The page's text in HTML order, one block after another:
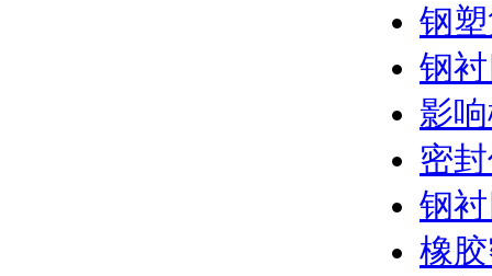
钢
钢
影
密
钢
橡